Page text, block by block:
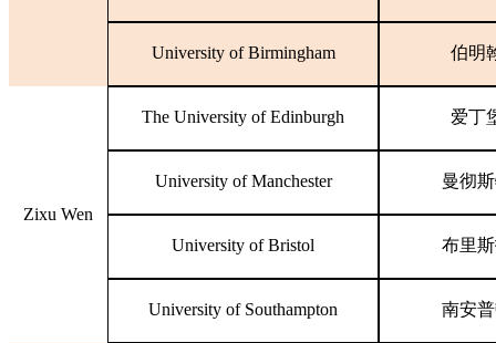
University of Birmingham 伯明
Zixu Wen
The University of Edinburgh 爱丁
University of Manchester 曼彻
University of Bristol 布里
University of Southampton 南安